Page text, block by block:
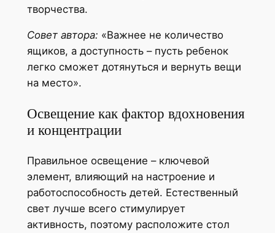
творчества.
Совет автора: «Важнее не количество
ящиков, а доступность – пусть ребенок
легко сможет дотянуться и вернуть вещи
на место».
Освещение как фактор вдохновения
и концентрации
Правильное освещение – ключевой
элемент, влияющий на настроение и
работоспособность детей. Естественный
свет лучше всего стимулирует
активность, поэтому расположите стол